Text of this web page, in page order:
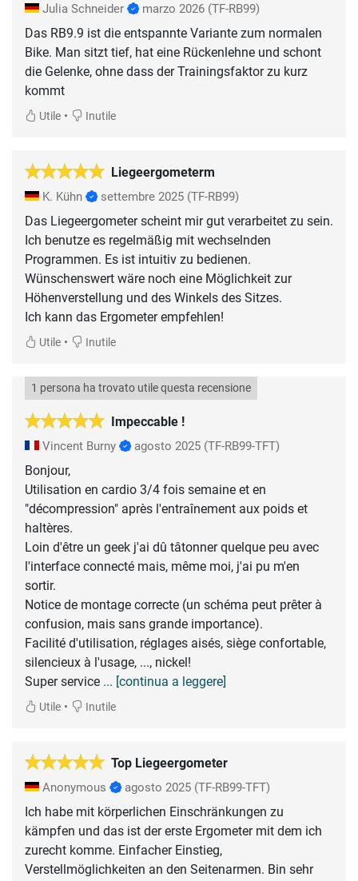
Julia Schneider marzo 2026 (TF-RB99)
Das RB9.9 ist die entspannte Variante zum normalen
Bike. Man sitzt tief, hat eine Rückenlehne und schont
die Gelenke, ohne dass der Trainingsfaktor zu kurz
kommt
Utile • Inutile
Liegeergometerm
K. Kühn settembre 2025 (TF-RB99)
Das Liegeergometer scheint mir gut verarbeitet zu sein.
Ich benutze es regelmäßig mit wechselnden
Programmen. Es ist intuitiv zu bedienen.
Wünschenswert wäre noch eine Möglichkeit zur
Höhenverstellung und des Winkels des Sitzes.
Ich kann das Ergometer empfehlen!
Utile • Inutile
Impeccable !
1 persona ha trovato utile questa recensione
Vincent Burny agosto 2025 (TF-RB99-TFT)
Bonjour,
Utilisation en cardio 3/4 fois semaine et en
"décompression" après l'entraînement aux poids et
haltères.
Loin d'être un geek j'ai dû tâtonner quelque peu avec
l'interface connecté mais, même moi, j'ai pu m'en
sortir.
Notice de montage correcte (un schéma peut prêter à
confusion, mais sans grande importance).
Facilité d'utilisation, réglages aisés, siège confortable,
silencieux à l'usage, ..., nickel!
Super service ... [continua a leggere]
Utile • Inutile
Top Liegeergometer
Anonymous agosto 2025 (TF-RB99-TFT)
Ich habe mit körperlichen Einschränkungen zu
kämpfen und das ist der erste Ergometer mit dem ich
zurecht komme. Einfacher Einstieg,
Verstellmöglichkeiten an den Seitenarmen. Bin sehr